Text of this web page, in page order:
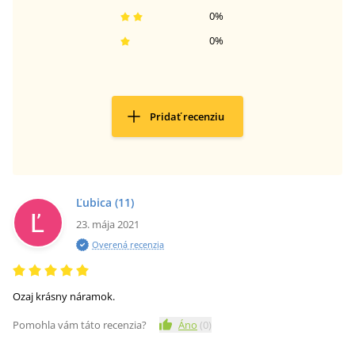
0%
0%
Pridať recenziu
Ľubica (11)
23. mája 2021
Overená recenzia
Ozaj krásny náramok.
Pomohla vám táto recenzia?
Áno (0)